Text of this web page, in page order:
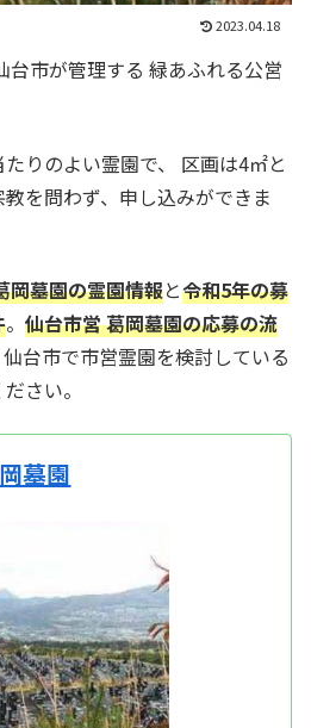
2023.04.18
台市が管理する 緑あふれる公営
りのよい霊園で、 区画は4㎡と
を問わず、申し込みができま
岡墓園の霊園情報と令和5年の募
。 仙台市営 葛岡墓園の応募の流
台市で市営霊園を検討している
さい。
墓園